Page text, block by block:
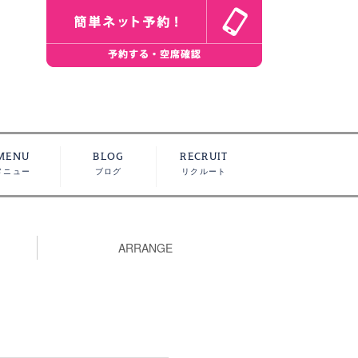
ニュー
BLOG
ブログ
RECRUIT
リクルート
ARRANGE